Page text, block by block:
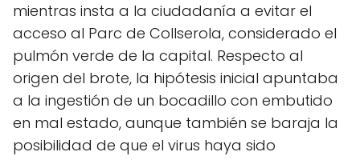
mientras insta a la ciudadanía a evitar el
acceso al Parc de Collserola, considerado el
pulmón verde de la capital. Respecto al
origen del brote, la hipótesis inicial apuntaba
a la ingestión de un bocadillo con embutido
en mal estado, aunque también se baraja la
posibilidad de que el virus haya sido